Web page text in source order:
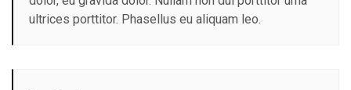
ultrices porttitor. Phasellus eu aliquam leo.